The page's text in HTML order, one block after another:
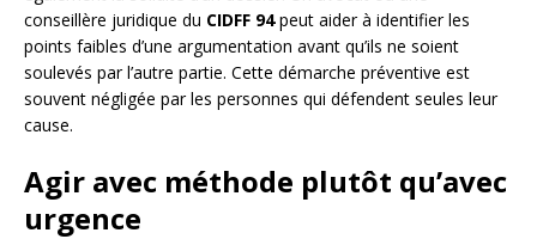
conseillère juridique du CIDFF 94peut aider à identifier les
points faibles d’une argumentation avant qu’ils ne soient
soulevés par l’autre partie. Cette démarche préventive est
souvent négligée par les personnes qui défendent seules leur
cause.
Agir avec méthode plutôt qu’avec
urgence